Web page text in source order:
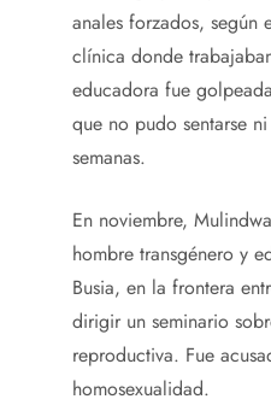
anales forzados,
clínica donde
educadora fue
que no pudo sentarse
semanas.
En noviembre,
hombre transgénero y
Busia, en la frontera
dirigir un seminario
reproductiva. Fue
homosexualidad.